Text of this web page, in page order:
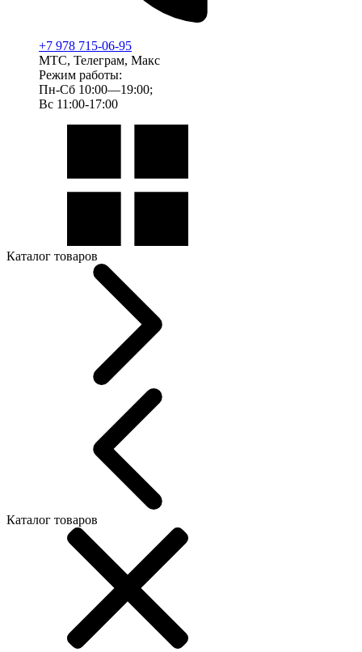
+7 978 715-06-95
МТС, Телеграм, Макс
Режим работы:
Пн-Сб 10:00—19:00;
Вс 11:00-17:00
Каталог товаров
Каталог товаров